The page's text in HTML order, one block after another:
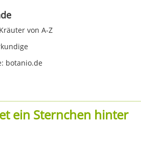
von A-Z
botanio.de
ein Sternchen hinter